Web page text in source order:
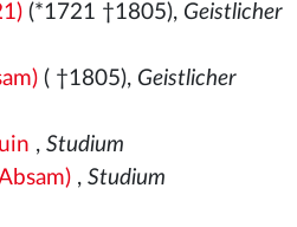
(*1721 †1805), Geistlicher
( †1805), Geistlicher
, Studium
, Studium